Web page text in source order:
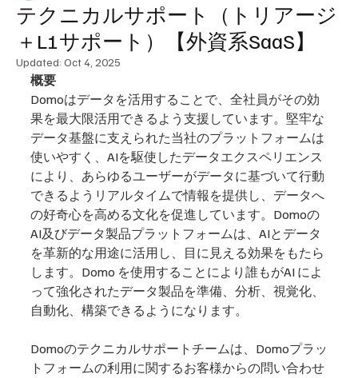
テクニカルサポート（トリアージ
＋L1サポート）【外資系SaaS】
Updated: Oct 4, 2025
概要
Domoはデータを活用することで、全社員がその効
果を最大限活用できるよう支援しています。堅牢な
データ基盤に支えられた当社のプラットフォームは
使いやすく、AIを駆使したデータエクスペリエンス
により、あらゆるユーザーがデータに基づいて行動
できるようリアルタイムで情報を提供し、データへ
の好奇心を高める文化を促進しています。Domoの
AI及びデータ製品プラットフォームは、AIとデータ
を革新的な用途に活用し、目に見える効果をもたら
します。Domo を使用することにより誰もがAI によ
って強化されたデータ製品を準備、分析、視覚化、
自動化、構築できるようになります。
Domoのテクニカルサポートチームは、Domoプラッ
トフォームの利用に関するお客様からの問い合わせ